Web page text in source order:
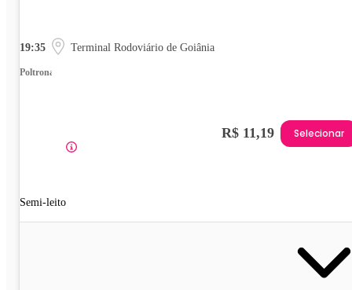
19:35 Terminal Rodoviário de Goiânia
Poltrona
Semi-leito
R$ 11,19 Selecionar